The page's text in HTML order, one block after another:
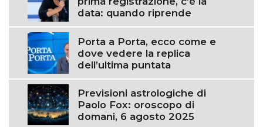
data: quando riprende
Porta a Porta, ecco come e
dove vedere la replica
dell’ultima puntata
Previsioni astrologiche di
Paolo Fox: oroscopo di
domani, 6 agosto 2025